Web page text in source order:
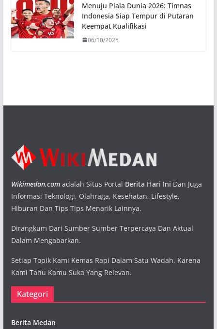
Menuju Piala Dunia 2026: Timnas
Indonesia Siap Tempur di Putaran
Keempat Kualifikasi
06/10/2025
Wikimedan.comadalah Situs Portal Berita Hari Ini Dan Juga
Informasi Teknologi, Olahraga, Kesehatan, Lifestyle,
Hiburan Dan Tips Tips Menarik Lainnya.
Dirangkum Dari Sumber Sumber Terpercaya Dan Aktual
Dalam Mengabarkan.
Setiap Topik Kami Kemas Rapi Dalam Satu Wadah, Karena
Kami Tahu Kamu Suka Yang Relevan.
Kategori
Berita Medan